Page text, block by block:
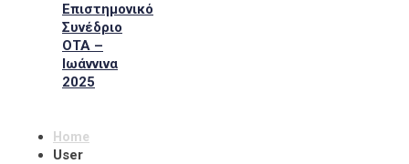
Επιστημονικό
Συνέδριο
ΟΤΑ –
Ιωάννινα
2025
Home
User